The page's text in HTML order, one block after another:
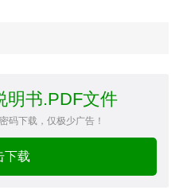
明书.PDF文件
码下载，仅极少广告！
下载